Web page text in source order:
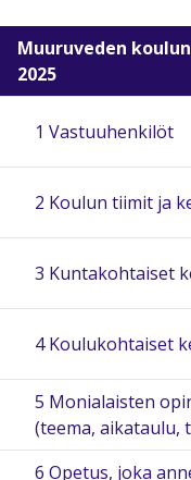
Muuruveden
2025
1 Vastuuhenkilöt
2 Koulun tiimit ja
3 Kuntakohtaiset
4 Koulukohtaiset
5 Monialaisten
(teema, aikataulu,
6 Opetus, joka